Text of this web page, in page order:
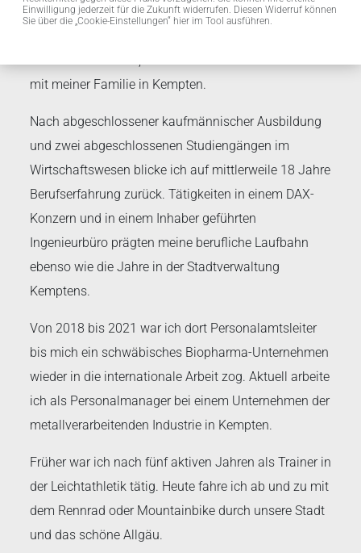
ÜBER MICH
mit meiner Familie in Kempten.
Nach abgeschlossener kaufmännischer Ausbildung
und zwei abgeschlossenen Studiengängen im
Wirtschaftswesen blicke ich auf mittlerweile 18 Jahre
Berufserfahrung zurück. Tätigkeiten in einem DAX-
Konzern und in einem Inhaber geführten
Ingenieurbüro prägten meine berufliche Laufbahn
ebenso wie die Jahre in der Stadtverwaltung
Kemptens.​
Von 2018 bis 2021 war ich dort Personalamtsleiter
bis mich ein schwäbisches Biopharma-Unternehmen
wieder in die internationale Arbeit zog. Aktuell arbeite
ich als Personalmanager bei einem Unternehmen der
metallverarbeitenden Industrie in Kempten.
Früher war ich nach fünf aktiven Jahren als Trainer in
der Leichtathletik tätig. Heute fahre ich ab und zu mit
dem Rennrad oder Mountainbike durch unsere Stadt
und das schöne Allgäu.
Einwilligung jederzeit für die Zukunft widerrufen. Diesen Widerruf können
Sie über die „Cookie-Einstellungen“ hier im Tool ausführen.